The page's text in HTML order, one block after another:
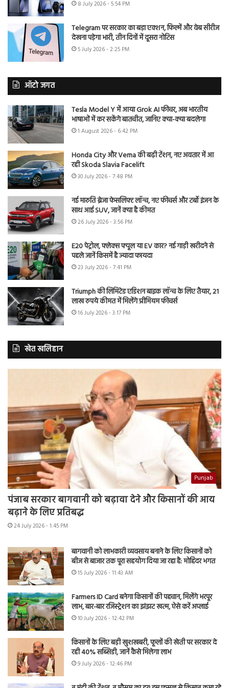
8 July 2026 - 5:54 PM
Telegram पर सरकार का बड़ा एक्शन, फिल्में और वेब सीरीज
देखना पड़ेगा भारी, तीन दिनों में दूसरा नोटिस
5 July 2026 - 2:25 PM
ऑटो जगत
Tesla Model Y में आया Grok AI फीचर, अब भारतीय
भाषाओं में कर सकेंगे बातचीत, जानिए क्या-क्या बदलेगा
1 August 2026 - 6:42 PM
Honda City और Verna की बढ़ी टेंशन, नए अवतार में आ
रही Skoda Slavia Facelift
30 July 2026 - 7:48 PM
नई मारुति ब्रेजा फेसलिफ्ट लॉन्च, नए फीचर्स और टर्बो इंजन के
साथ आई SUV, जानें क्या है कीमत
26 July 2026 - 3:56 PM
E20 पेट्रोल, फ्लेक्स फ्यूल या EV कार? नई गाड़ी खरीदने से
पहले जानें किसमें है ज्यादा फायदा
23 July 2026 - 7:41 PM
Triumph की लिमिटेड एडिशन बाइक लॉन्च के लिए तैयार, 21
लाख रुपये कीमत में मिलेंगे प्रीमियम फीचर्स
16 July 2026 - 3:17 PM
खेत खलिहान
Punjab
पंजाब सरकार बागवानी को बढ़ावा देने और किसानों की आय
बढ़ाने के लिए प्रतिबद्ध
24 July 2026 - 1:45 PM
बागवानी को लाभकारी व्यवसाय बनाने के लिए किसानों को
बीज से बाजार तक पूरा सहयोग दिया जा रहा है: मोहिंदर भगत
15 July 2026 - 11:43 AM
Farmers ID Card बनेगा किसानों की पहचान, मिलेंगे भरपूर
लाभ, बार-बार रजिस्ट्रेशन का झंझट खत्म, ऐसे करें अप्लाई
10 July 2026 - 12:42 PM
किसानों के लिए बड़ी खुशखबरी, फूलों की खेती पर सरकार दे
रही 40% सब्सिडी, जानें कैसे मिलेगा लाभ
9 July 2026 - 12:46 PM